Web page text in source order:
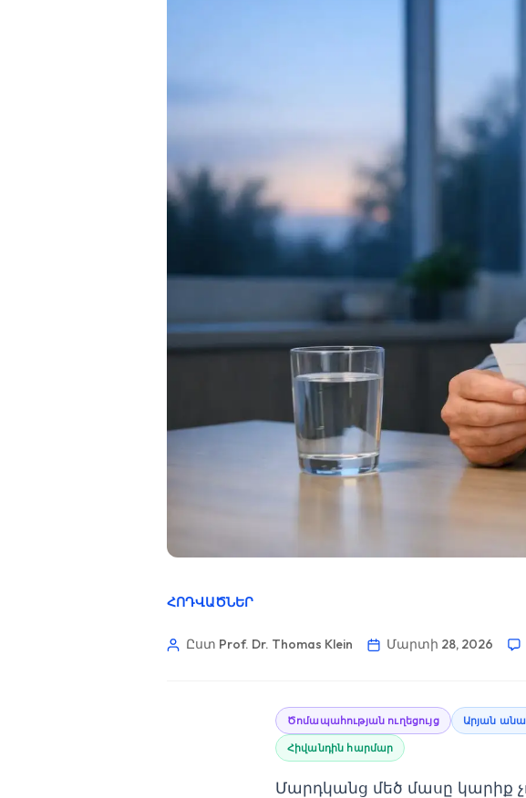
ՀՈԴՎԱԾՆԵՐ
Ըստ Prof. Dr. Thomas Klein Մարտի 28, 2026
Ծոմապահության ուղեցույց Արյան
Հիվանդին հարմար
Մարդկանց մեծ մասը կարիք